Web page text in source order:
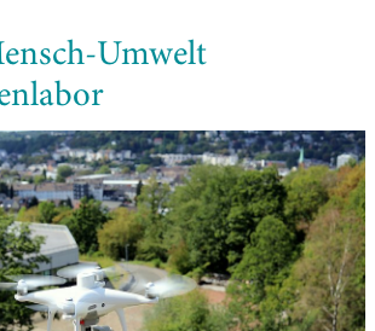
Umwelt